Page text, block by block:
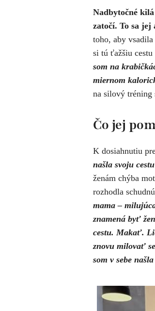
Nadbytočné
zatočí. To sa
toho, aby
si tú ťažšiu cestu
som na
miernom
na silový tréning
Čo jej
K dosiahnutiu
našla svoju
ženám chýba
rozhodla
mama –
znamená byť
cestu. Makať.
znovu milovať
som v sebe